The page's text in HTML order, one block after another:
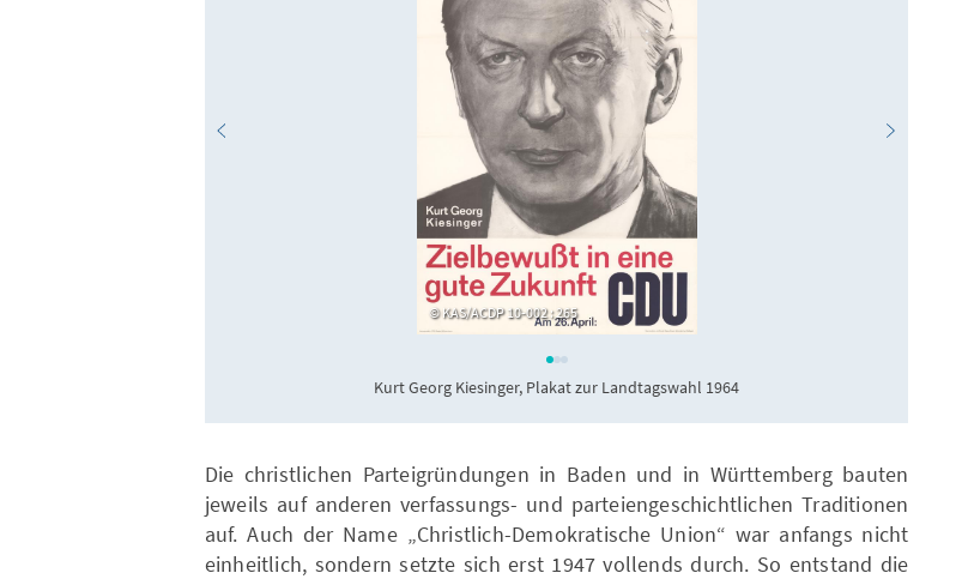
KAS/ACDP 10-002 : 265
Kurt Georg Kiesinger, Plakat zur Landtagswahl 1964
Die christlichen Parteigründungen in Baden und in Württemberg bauten
jeweils auf anderen verfassungs- und parteiengeschichtlichen Traditionen
auf. Auch der Name „Christlich-Demokratische Union“ war anfangs nicht
einheitlich, sondern setzte sich erst 1947 vollends durch. So entstand die